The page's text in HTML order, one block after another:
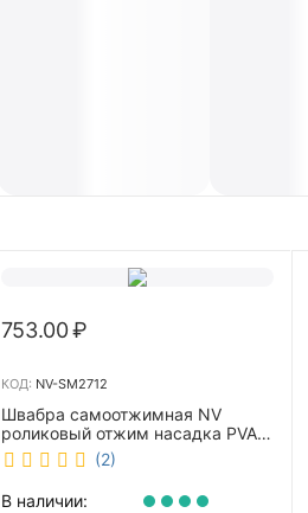
753.00₽
КОД: NV-SM2712
Швабра самоотжимная NV
роликовый отжим насадка PVA
27 см телескопическая рукоятка
70-125 см NV-SM2712
(2)
В наличии: